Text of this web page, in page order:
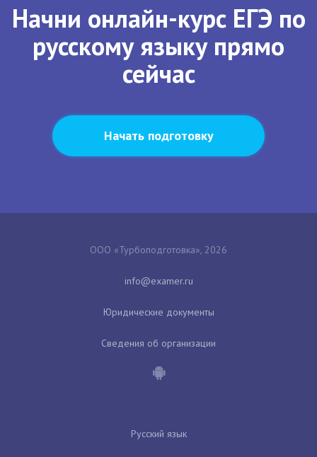
Начни онлайн-курс ЕГЭ по
русскому языку прямо
сейчас
Начать подготовку
ООО «Турбоподготовка», 2026
Юридические документы
Сведения об организации
Русский язык